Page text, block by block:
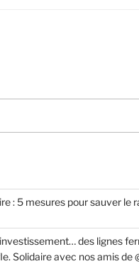
: 5 mesures pour sauver le
des lignes
Solidaire avec nos amis de